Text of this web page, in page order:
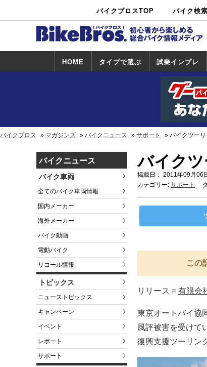
バイクブロスTOP バイク検索
中古バイ
ク・新車検
カタログ検
索
ショップ検
索
HOME タイプで選ぶ 試乗インプレ
試乗インプレ
一覧
ホンダ
ヤマハ
スズキ
カワサキ
ハーレー
BMW
トライアンフ
ドゥカティ
バイクブロス マガジンズ バイクニュース サポート バイクツーリ
バイクニュース
バイク車両
全てのバイク車両情報
国内メーカー
海外メーカー
バイク動画
電動バイク
リコール情報
トピックス
ニューストピックス
キャンペーン
イベント
レポート
サポート
バイクツ
掲載日： 2011年09月06
カテゴリー: サポート
この
リリース = 有限会
東京オートバイ協
風評被害を受けて
復興支援ツーリン